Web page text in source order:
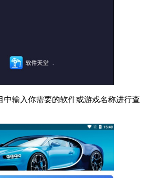
输入你需要的软件或游戏名称进行查